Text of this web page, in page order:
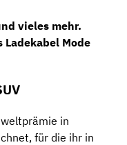
vieles mehr.
Ladekabel Mode
in
für die ihr in